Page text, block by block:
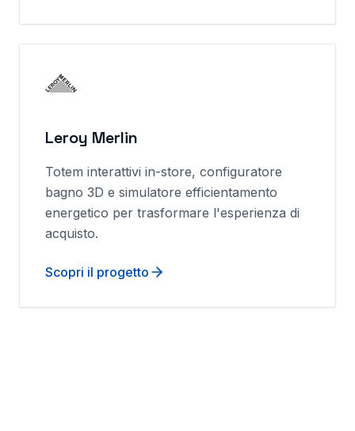
Leroy Merlin
Totem interattivi in-store, configuratore
bagno 3D e simulatore efficientamento
energetico per trasformare l'esperienza di
acquisto.
Scopri il progetto